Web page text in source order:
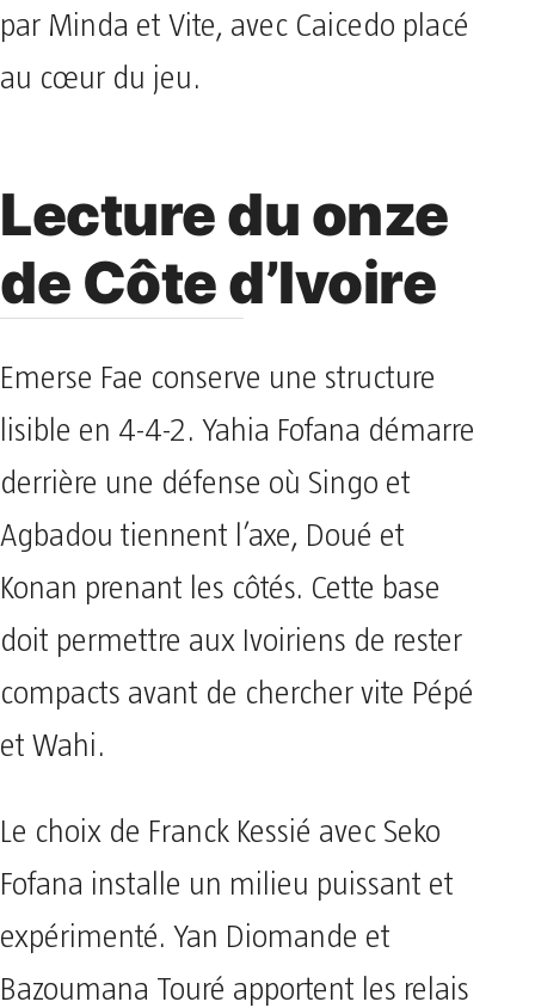
par Minda et Vite, avec Caicedo placé
au cœur du jeu.
Lecture du onze
de Côte d’Ivoire
Emerse Fae conserve une structure
lisible en 4-4-2. Yahia Fofana démarre
derrière une défense où Singo et
Agbadou tiennent l’axe, Doué et
Konan prenant les côtés. Cette base
doit permettre aux Ivoiriens de rester
compacts avant de chercher vite Pépé
et Wahi.
Le choix de Franck Kessié avec Seko
Fofana installe un milieu puissant et
expérimenté. Yan Diomande et
Bazoumana Touré apportent les relais